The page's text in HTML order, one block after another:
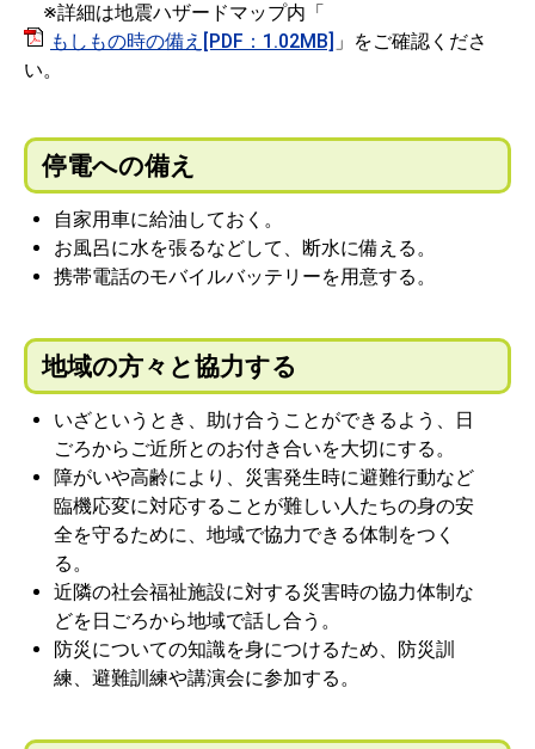
※詳細は地震ハザードマップ内「
もしもの時の備え[PDF：1.02MB] 」をご確認くださ
い。
停電への備え
自家用車に給油しておく。
お風呂に水を張るなどして、断水に備える。
携帯電話のモバイルバッテリーを用意する。
地域の方々と協力する
いざというとき、助け合うことができるよう、日
ごろからご近所とのお付き合いを大切にする。
障がいや高齢により、災害発生時に避難行動など
臨機応変に対応することが難しい人たちの身の安
全を守るために、地域で協力できる体制をつく
る。
近隣の社会福祉施設に対する災害時の協力体制な
どを日ごろから地域で話し合う。
防災についての知識を身につけるため、防災訓
練、避難訓練や講演会に参加する。